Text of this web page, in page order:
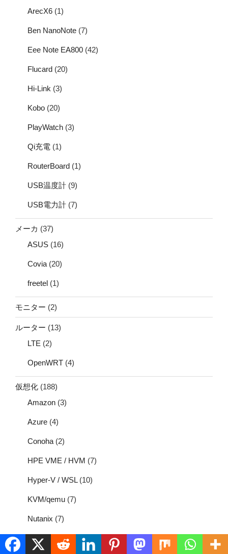
ArecX6 (1)
Ben NanoNote (7)
Eee Note EA800 (42)
Flucard (20)
Hi-Link (3)
Kobo (20)
PlayWatch (3)
Qi充電 (1)
RouterBoard (1)
USB温度計 (9)
USB電力計 (7)
メーカ (37)
ASUS (16)
Covia (20)
freetel (1)
モニター (2)
ルーター (13)
LTE (2)
OpenWRT (4)
仮想化 (188)
Amazon (3)
Azure (4)
Conoha (2)
HPE VME / HVM (7)
Hyper-V / WSL(10)
KVM/qemu (7)
Nutanix (7)
OpenStack(3)